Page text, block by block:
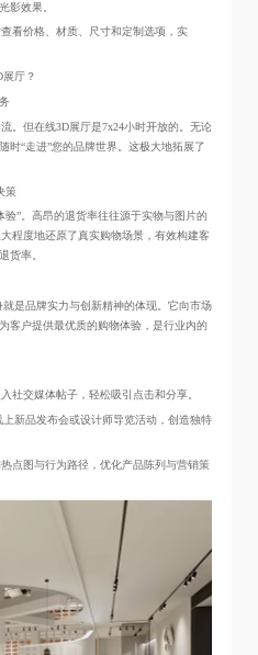
影效果。
看价格、材质、尺寸和定制选项，实
厅？
。但在线3D展厅是7x24小时开放的。无论
时“走进”您的品牌世界。这极大地拓展了
策
”。高昂的退货率往往源于实物与图片的
程度地还原了真实购物场景，有效构建客
货率。
是品牌实力与创新精神的体现。它向市场
客户提供最优质的购物体验，是行业内的
交媒体帖子，轻松吸引点击和分享。
新品发布会或设计师导览活动，创造独特
点图与行为路径，优化产品陈列与营销策